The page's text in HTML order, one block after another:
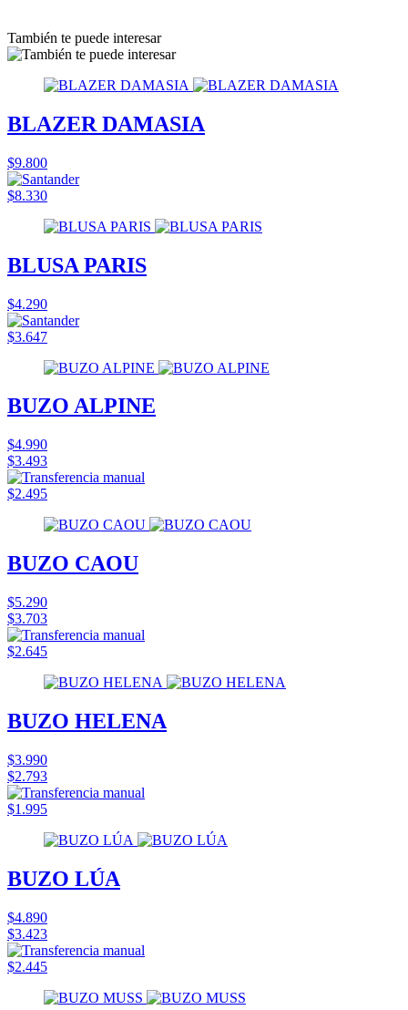
También te puede interesar
BLAZER DAMASIA
$9.800
$8.330
BLUSA PARIS
$4.290
$3.647
BUZO ALPINE
$4.990
$3.493
$2.495
BUZO CAOU
$5.290
$3.703
$2.645
BUZO HELENA
$3.990
$2.793
$1.995
BUZO LÚA
$4.890
$3.423
$2.445